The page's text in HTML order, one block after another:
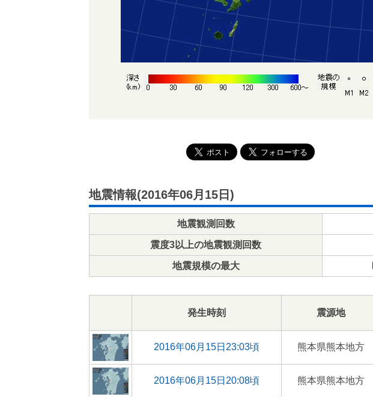
地震情報(2016年06月15日)
地震観測回数
震度3以上の地震観測回数
地震規模の最大
発生時刻 震源地
2016年06月15日23:03頃 熊本県熊本地方
2016年06月15日20:08頃 熊本県熊本地方